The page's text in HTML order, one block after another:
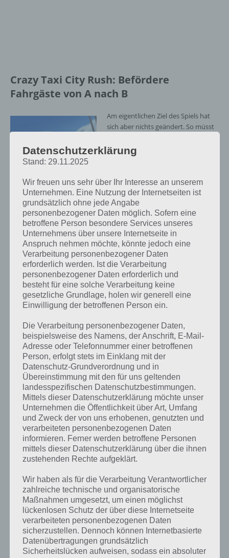
Crazy Taxi City Rush: Befördere
Fahrgäste von A nach B
Crazy Taxi City Rush
Screenshot – (c) Sega
Am eigentlichen Ziel des Spiels hat
sich aber nichts geändert. So müsst
Fahrgäste von A nach B befördern.
Allerdings könnt ihr euch nicht frei in
mit einem Fahrgast, der zu einem
bestimmten Ort gebracht werden
möchte. Dazu habt ihr nur eine
bestimmte Zeit zur Verfügung.
Wer jedoch eine höhere Punktzahl
und mehr Spielgeld generieren will,
der muss so verrückt wie möglich
fahren. Dazu gibt es Booster, mit
dem man andere Autos von der
Straße kickt, als auch durch
Wischgesten kann man ins
Schlingern geraten und so andere
Einfache Steuerung, zahlreiche Aufgaben
Wie bereits angesprochen müsst ihr euch in Crazy Taxi City Rush
nicht mehr um die Beschleunigung kümmern, denn dies wird
automatisch erledigt. Durch Wischgesten wechselt ihr die meist
vierspurige Straße. Leider sind die Aufgaben nur sehr kurz. Das ist
vor allem deshalb so kritisch, weil ihr für jede Mission Benzin verliert.
Insgesamt gibt es auch nur vier Balken, sodass das Benzin schnell zur
Neige geht und nun hießt es warten. Oder zur Premium Währung
greifen, die man in Crazy Taxi City Rush nur selten erhält und sonst
nur als In-App-Kauf erhältlich ist.
Von der grafischen Umsetzung bleibt die App seinen Vorgängern
treu und ist damit ein klassisches Crazy Taxi. Sein eigenes Auto kann
man im übrigen in der Werkstatt upgraden oder sich ein neues
kaufen.
Trailer zu Crazy Taxi City Rush
Datenschutzerklärung
Stand: 29.11.2025
Wir freuen uns sehr über Ihr Interesse an unserem
Unternehmen. Eine Nutzung der Internetseiten ist
grundsätzlich ohne jede Angabe
personenbezogener Daten möglich. Sofern eine
betroffene Person besondere Services unseres
Unternehmens über unsere Internetseite in
Anspruch nehmen möchte, könnte jedoch eine
Verarbeitung personenbezogener Daten
erforderlich werden. Ist die Verarbeitung
personenbezogener Daten erforderlich und
besteht für eine solche Verarbeitung keine
gesetzliche Grundlage, holen wir generell eine
Einwilligung der betroffenen Person ein.
Die Verarbeitung personenbezogener Daten,
beispielsweise des Namens, der Anschrift, E-Mail-
Adresse oder Telefonnummer einer betroffenen
Person, erfolgt stets im Einklang mit der
Datenschutz-Grundverordnung und in
Übereinstimmung mit den für uns geltenden
landesspezifischen Datenschutzbestimmungen.
Mittels dieser Datenschutzerklärung möchte unser
Unternehmen die Öffentlichkeit über Art, Umfang
und Zweck der von uns erhobenen, genutzten und
verarbeiteten personenbezogenen Daten
informieren. Ferner werden betroffene Personen
mittels dieser Datenschutzerklärung über die ihnen
zustehenden Rechte aufgeklärt.
Wir haben als für die Verarbeitung Verantwortlicher
zahlreiche technische und organisatorische
Maßnahmen umgesetzt, um einen möglichst
lückenlosen Schutz der über diese Internetseite
verarbeiteten personenbezogenen Daten
sicherzustellen. Dennoch können Internetbasierte
Datenübertragungen grundsätzlich
Sicherheitslücken aufweisen, sodass ein absoluter